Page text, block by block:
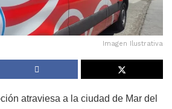
Imagen Ilustrativa
atraviesa a la ciudad de Mar del